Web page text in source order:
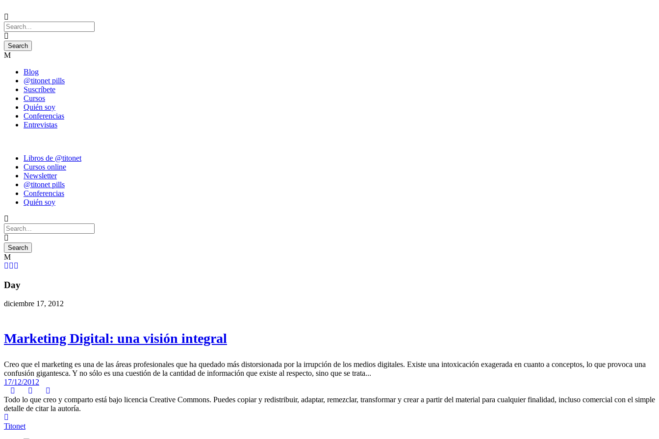
Blog
@titonet pills
Suscríbete
Cursos
Quién soy
Conferencias
Entrevistas
Libros de @titonet
Cursos online
Newsletter
@titonet pills
Conferencias
Quién soy
Day
diciembre 17, 2012
Marketing Digital: una visión integral
Creo que el marketing es una de las áreas profesionales que ha quedado más distorsionada por la irrupción de los medios digitales. Existe una intoxicación exagerada en cuanto a conceptos, lo que provoca una
confusión gigantesca. Y no sólo es una cuestión de la cantidad de información que existe al respecto, sino que se trata...
17/12/2012
Todo lo que creo y comparto está bajo licencia Creative Commons. Puedes copiar y redistribuir, adaptar, remezclar, transformar y crear a partir del material para cualquier finalidad, incluso comercial con el simple
detalle de citar la autoría.
Titonet